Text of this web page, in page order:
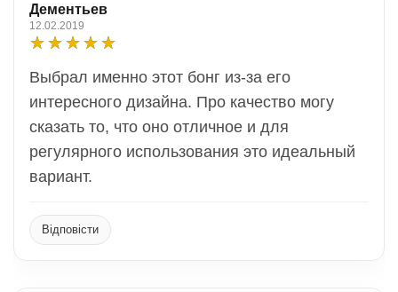
Дементьев
12.02.2019
Выбрал именно этот бонг из-за его
интересного дизайна. Про качество могу
сказать то, что оно отличное и для
регулярного использования это идеальный
вариант.
Відповісти